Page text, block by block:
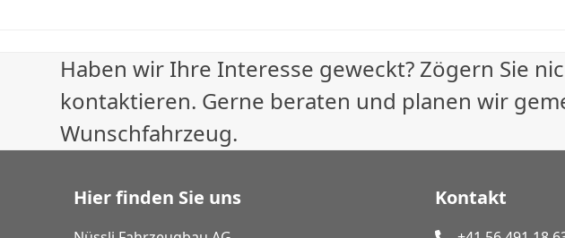
Haben wir Ihre Interesse geweckt? Zögern Sie
kontaktieren. Gerne beraten und planen wir
Wunschfahrzeug.
Hier finden Sie uns Kontakt